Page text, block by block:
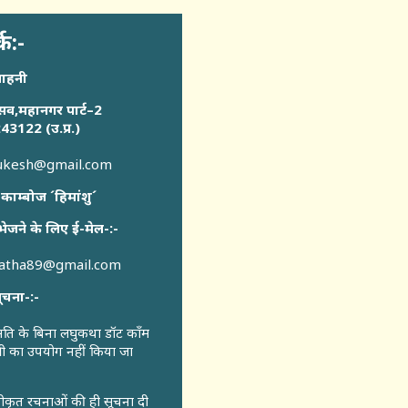
पार्ट–2
(उ.प्र.)
´हिमांशु´
के लिए ई-मेल-:-
:-
के बिना लघुकथा डॉट कॉंम
का उपयोग नहीं किया जा
रचनाओं की ही सूचना दी